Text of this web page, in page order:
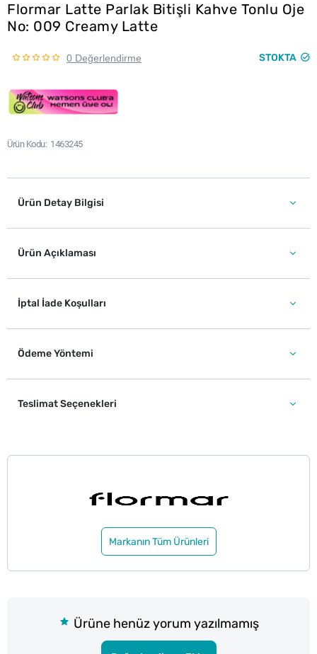
Flormar Latte Parlak Bitişli Kahve Tonlu Oje
No: 009 Creamy Latte
0 Değerlendirme STOKTA
Ürün Kodu 1463245
Ürün Detay Bilgisi
Ürün Açıklaması
İptal İade Koşulları
Ödeme Yöntemi
Teslimat Seçenekleri
Markanın Tüm Ürünleri
Ürüne henüz yorum yazılmamış